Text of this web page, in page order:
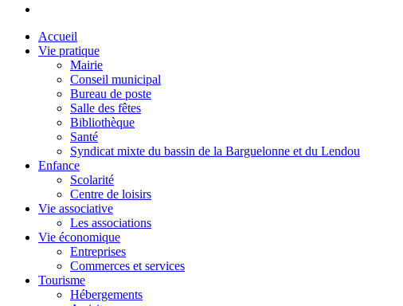
Accueil
Vie pratique
Mairie
Conseil municipal
Bureau de poste
Salle des fêtes
Bibliothèque
Santé
Syndicat mixte du bassin de la Barguelonne et du Lendou
Enfance
Scolarité
Centre de loisirs
Vie associative
Les associations
Vie économique
Entreprises
Commerces et services
Tourisme
Hébergements